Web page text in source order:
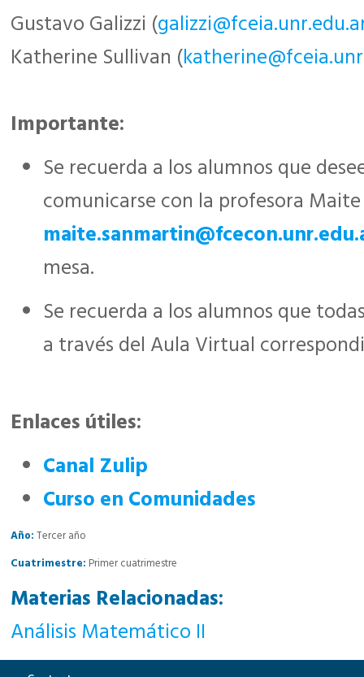
Gustavo Galizzi (
Katherine Sullivan (
Importante:
Se recuerda a los alumnos que
comunicarse con la profesora
mesa.
Se recuerda a los alumnos que
a través del Aula Virtual
Enlaces útiles:
Canal Zulip
Curso en Comunidades
Año:Tercer año
Cuatrimestre: Primer cuatrimestre
Materias Relacionadas:
Análisis Matemático II